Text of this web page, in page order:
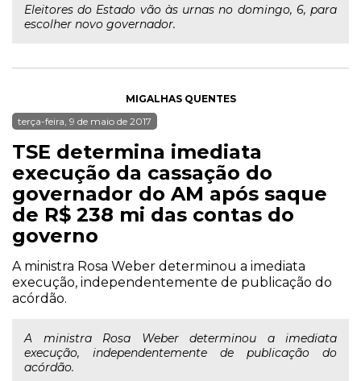
Eleitores do Estado vão às urnas no domingo, 6, para
escolher novo governador.
MIGALHAS QUENTES
terça-feira, 9 de maio de 2017
TSE determina imediata
execução da cassação do
governador do AM após saque
de R$ 238 mi das contas do
governo
A ministra Rosa Weber determinou a imediata
execução, independentemente de publicação do
acórdão.
A ministra Rosa Weber determinou a imediata
execução, independentemente de publicação do
acórdão.